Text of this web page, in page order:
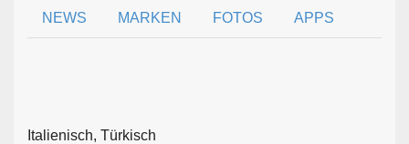
NEWS MARKEN FOTOS APPS
Italienisch, Türkisch